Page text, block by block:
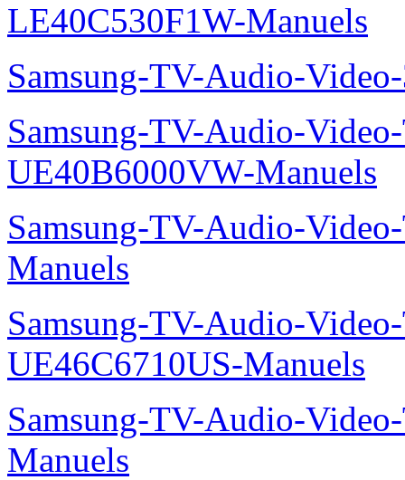
LE40C530F1W-Manuels
Samsung-TV-Audio-
Samsung-TV-Audio-
UE40B6000VW-Manuels
Samsung-TV-Audio-
Manuels
Samsung-TV-Audio-
UE46C6710US-Manuels
Samsung-TV-Audio-
Manuels